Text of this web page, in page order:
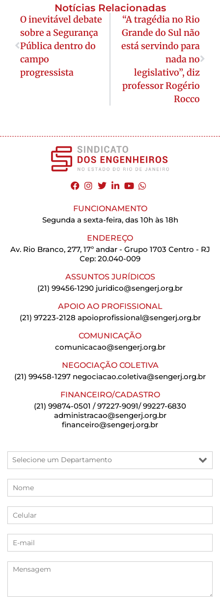
Notícias Relacionadas
O inevitável debate
sobre a Segurança
Pública dentro do
campo
progressista
“A tragédia no Rio
Grande do Sul não
está servindo para
nada no
legislativo”, diz
professor Rogério
Rocco
FUNCIONAMENTO
Segunda a sexta-feira, das 10h às 18h
ENDEREÇO
Av. Rio Branco, 277, 17º andar - Grupo 1703 Centro - RJ
Cep: 20.040-009
ASSUNTOS JURÍDICOS
(21) 99456-1290 juridico@sengerj.org.br
APOIO AO PROFISSIONAL
(21) 97223-2128 apoioprofissional@sengerj.org.br
COMUNICAÇÃO
comunicacao@sengerj.org.br
NEGOCIAÇÃO COLETIVA
(21) 99458-1297 negociacao.coletiva@sengerj.org.br
FINANCEIRO/CADASTRO
(21) 99874-0501 / 97227-9091/ 99227-6830
administracao@sengerj.org.br
financeiro@sengerj.org.br